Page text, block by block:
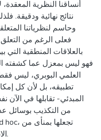
أنساقنا النظرية
نتائج نهائية ودقيقة.
وحاسم لنظرياتنا
فعلى الرغم من التعلق
بالعلاقات المنطقية التي
فهو ليس بمعزل عما كشفته
العلمي البوبري، ليس
تطبيقه، بل لأن كل
المبدئي- تقابلها في
من التكذيب بوسائل
الاستبعاد، ومتلائمة مع الواقع من جديد.